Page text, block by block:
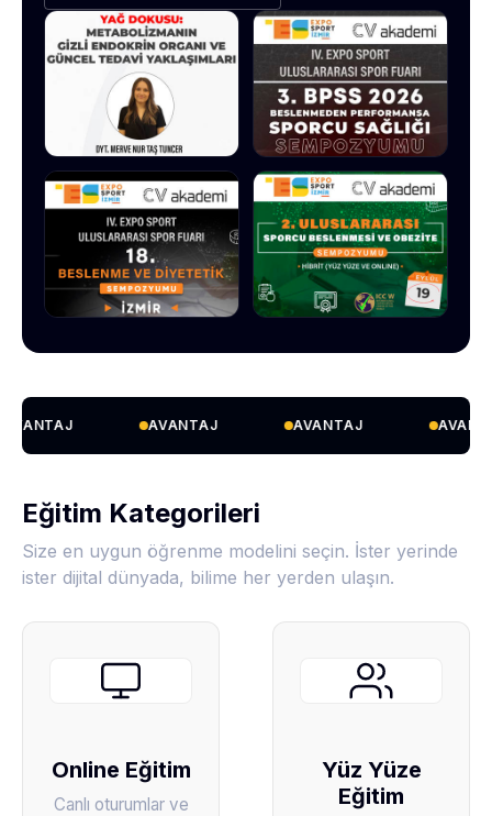
AVANTAJ AVANTAJ AVANTAJ
Eğitim Kategorileri
Size en uygun öğrenme modelini seçin. İster yerinde
ister dijital dünyada, bilime her yerden ulaşın.
Online Eğitim
Canlı oturumlar ve
Yüz Yüze
Eğitim